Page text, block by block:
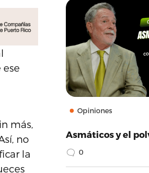
más,
no
la
Opiniones
Asmáticos y el
0